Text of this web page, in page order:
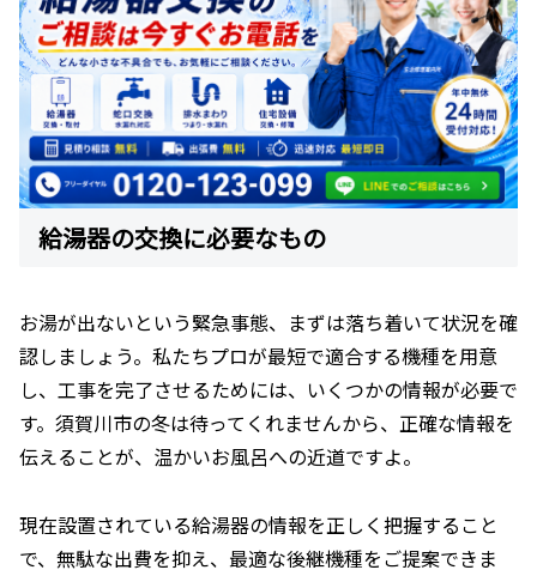
給湯器の交換に必要なもの
お湯が出ないという緊急事態、まずは落ち着いて状況を確
認しましょう。私たちプロが最短で適合する機種を用意
し、工事を完了させるためには、いくつかの情報が必要で
す。須賀川市の冬は待ってくれませんから、正確な情報を
伝えることが、温かいお風呂への近道ですよ。
現在設置されている給湯器の情報を正しく把握すること
で、無駄な出費を抑え、最適な後継機種をご提案できま